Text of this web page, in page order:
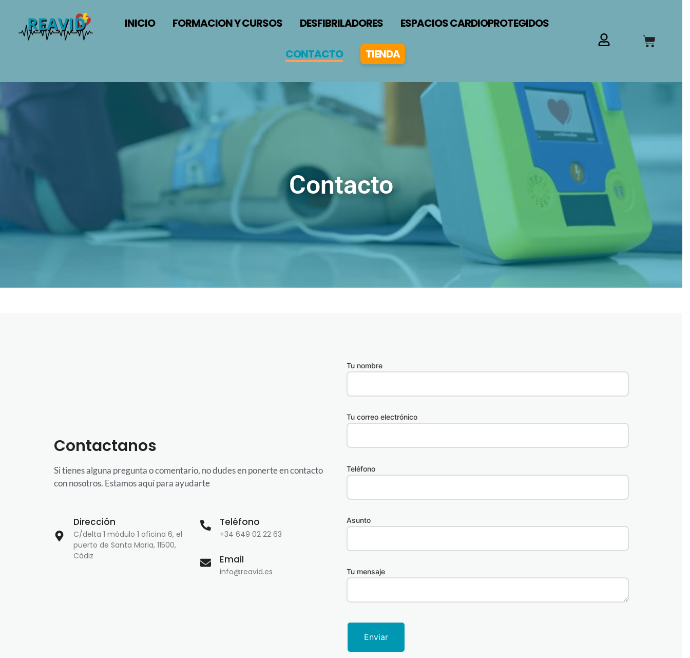
INICIO FORMACION Y CURSOS DESFIBRILADORES ESPACIOS CARDIOPROTEGIDOS
CONTACTO TIENDA
Contacto
Contactanos
Si tienes alguna pregunta o comentario, no dudes en ponerte en contacto
con nosotros. Estamos aquí para ayudarte
Dirección
C/delta 1 módulo 1 oficina 6, el
puerto de Santa Maria, 11500,
Cádiz
Teléfono
+34 649 02 22 63
Email
info@reavid.es
Tu nombre
Tu correo electrónico
Teléfono
Asunto
Tu mensaje